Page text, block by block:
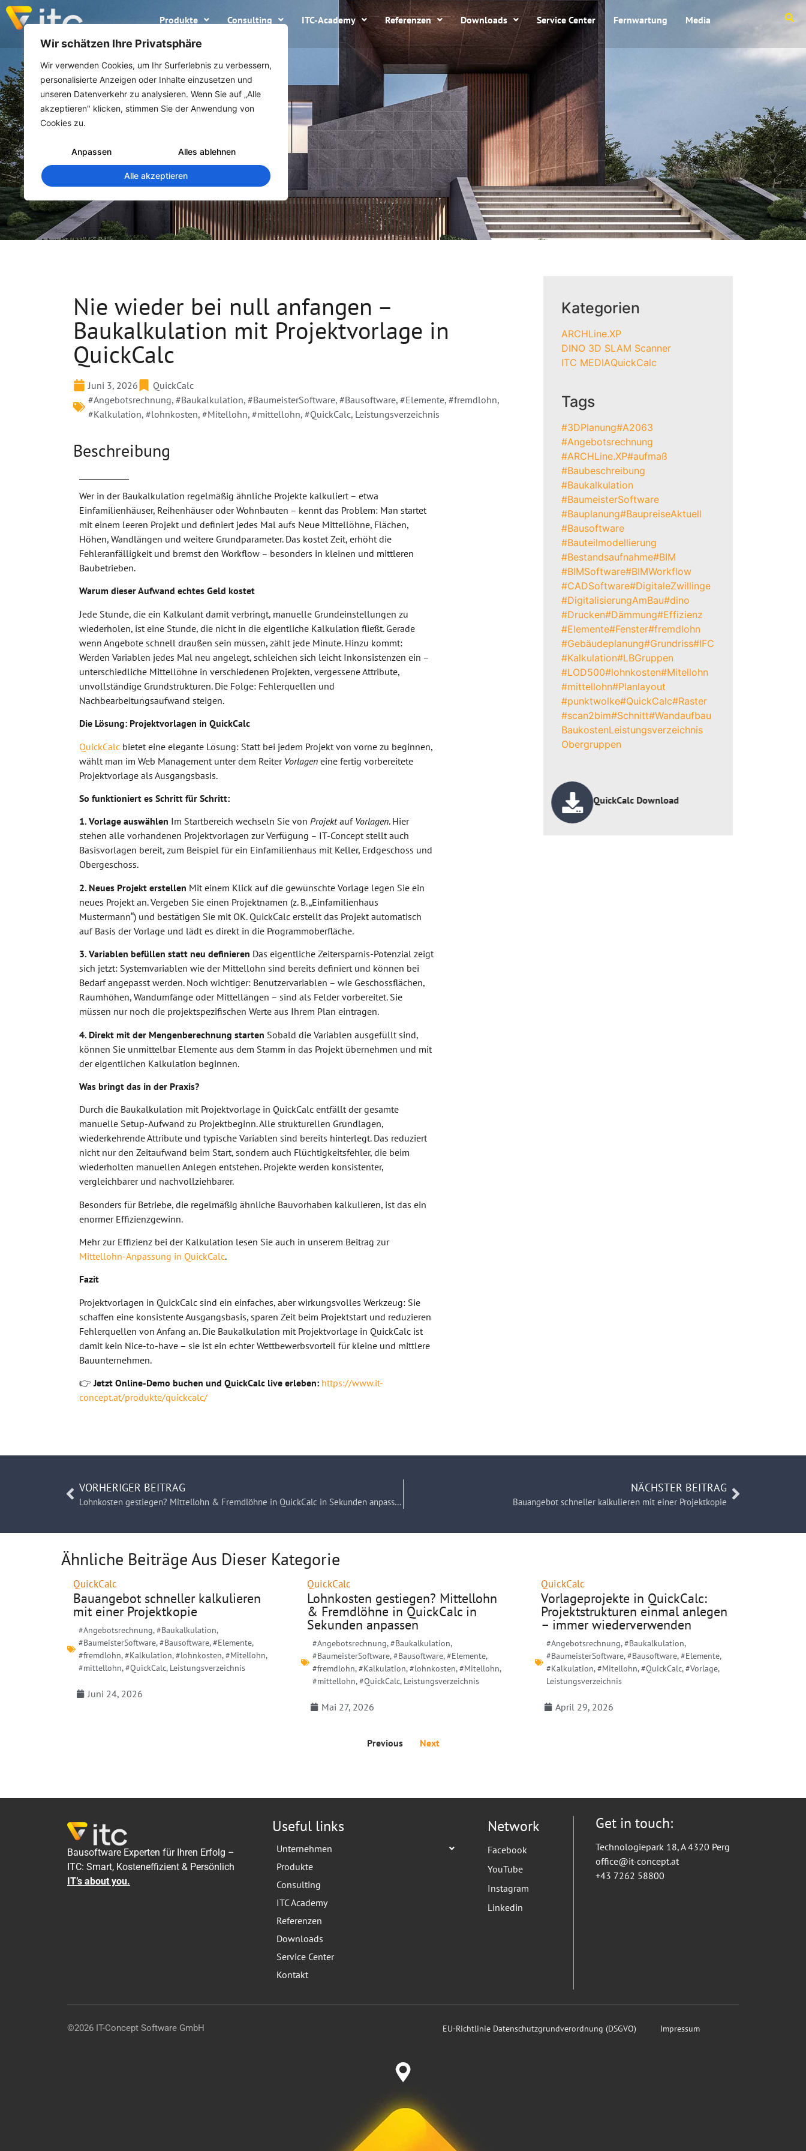
Wir schätzen Ihre Privatsphäre
Wir verwenden Cookies, um Ihr Surferlebnis zu verbessern,
personalisierte Anzeigen oder Inhalte einzusetzen und
unseren Datenverkehr zu analysieren. Wenn Sie auf „Alle
akzeptieren" klicken, stimmen Sie der Anwendung von
Cookies zu.
Anpassen Alles ablehnen
Alle akzeptieren
Produkte Consulting ITC-Academy Referenzen Downloads Service Center Fernwartung Media
Nie wieder bei null anfangen –
Baukalkulation mit Projektvorlage in
QuickCalc
Juni 3, 2026
QuickCalc
#Angebotsrechnung, #Baukalkulation, #BaumeisterSoftware, #Bausoftware, #Elemente, #fremdlohn,
#Kalkulation, #lohnkosten, #Mitellohn, #mittellohn, #QuickCalc, Leistungsverzeichnis
Beschreibung
Wer in der Baukalkulation regelmäßig ähnliche Projekte kalkuliert – etwa
Einfamilienhäuser, Reihenhäuser oder Wohnbauten – kennt das Problem: Man startet
mit einem leeren Projekt und definiert jedes Mal aufs Neue Mittellöhne, Flächen,
Höhen, Wandlängen und weitere Grundparameter. Das kostet Zeit, erhöht die
Fehleranfälligkeit und bremst den Workflow – besonders in kleinen und mittleren
Baubetrieben.
Warum dieser Aufwand echtes Geld kostet
Jede Stunde, die ein Kalkulant damit verbringt, manuelle Grundeinstellungen zu
wiederholen, ist eine Stunde, die nicht in die eigentliche Kalkulation fließt. Gerade
wenn Angebote schnell draußen sein müssen, zählt jede Minute. Hinzu kommt:
Werden Variablen jedes Mal neu angelegt, schleichen sich leicht Inkonsistenzen ein –
unterschiedliche Mittellöhne in verschiedenen Projekten, vergessene Attribute,
unvollständige Grundstrukturen. Die Folge: Fehlerquellen und
Nachbearbeitungsaufwand steigen.
Die Lösung: Projektvorlagen in QuickCalc
QuickCalc bietet eine elegante Lösung: Statt bei jedem Projekt von vorne zu beginnen,
wählt man im Web Management unter dem Reiter Vorlagen eine fertig vorbereitete
Projektvorlage als Ausgangsbasis.
So funktioniert es Schritt für Schritt:
1. Vorlage auswählen Im Startbereich wechseln Sie von Projektauf Vorlagen. Hier
stehen alle vorhandenen Projektvorlagen zur Verfügung – IT-Concept stellt auch
Basisvorlagen bereit, zum Beispiel für ein Einfamilienhaus mit Keller, Erdgeschoss und
Obergeschoss.
2. Neues Projekt erstellen Mit einem Klick auf die gewünschte Vorlage legen Sie ein
neues Projekt an. Vergeben Sie einen Projektnamen (z. B. „Einfamilienhaus
Mustermann“) und bestätigen Sie mit OK. QuickCalc erstellt das Projekt automatisch
auf Basis der Vorlage und lädt es direkt in die Programmoberfläche.
3. Variablen befüllen statt neu definieren Das eigentliche Zeitersparnis-Potenzial zeigt
sich jetzt: Systemvariablen wie der Mittellohn sind bereits definiert und können bei
Bedarf angepasst werden. Noch wichtiger: Benutzervariablen – wie Geschossflächen,
Raumhöhen, Wandumfänge oder Mittellängen – sind als Felder vorbereitet. Sie
müssen nur noch die projektspezifischen Werte aus Ihrem Plan eintragen.
4. Direkt mit der Mengenberechnung starten Sobald die Variablen ausgefüllt sind,
können Sie unmittelbar Elemente aus dem Stamm in das Projekt übernehmen und mit
der eigentlichen Kalkulation beginnen.
Was bringt das in der Praxis?
Durch die Baukalkulation mit Projektvorlage in QuickCalc entfällt der gesamte
manuelle Setup-Aufwand zu Projektbeginn. Alle strukturellen Grundlagen,
wiederkehrende Attribute und typische Variablen sind bereits hinterlegt. Das reduziert
nicht nur den Zeitaufwand beim Start, sondern auch Flüchtigkeitsfehler, die beim
wiederholten manuellen Anlegen entstehen. Projekte werden konsistenter,
vergleichbarer und nachvollziehbarer.
Besonders für Betriebe, die regelmäßig ähnliche Bauvorhaben kalkulieren, ist das ein
enormer Effizienzgewinn.
Mehr zur Effizienz bei der Kalkulation lesen Sie auch in unserem Beitrag zur
Mittellohn-Anpassung in QuickCalc.
Fazit
Projektvorlagen in QuickCalc sind ein einfaches, aber wirkungsvolles Werkzeug: Sie
schaffen eine konsistente Ausgangsbasis, sparen Zeit beim Projektstart und reduzieren
Fehlerquellen von Anfang an. Die Baukalkulation mit Projektvorlage in QuickCalc ist
damit kein Nice-to-have – sie ist ein echter Wettbewerbsvorteil für kleine und mittlere
Bauunternehmen.
👉Jetzt Online-Demo buchen und QuickCalc live erleben: https://www.it-
concept.at/produkte/quickcalc/
Kategorien
ARCHLine.XP
DINO 3D SLAM Scanner
ITC MEDIAQuickCalc
Tags
#3DPlanung#A2063
#Angebotsrechnung
#ARCHLine.XP#aufmaß
#Baubeschreibung
#Baukalkulation
#BaumeisterSoftware
#Bauplanung#BaupreiseAktuell
#Bausoftware
#Bauteilmodellierung
#Bestandsaufnahme#BIM
#BIMSoftware#BIMWorkflow
#CADSoftware#DigitaleZwillinge
#DigitalisierungAmBau#dino
#Drucken#Dämmung#Effizienz
#Elemente#Fenster#fremdlohn
#Gebäudeplanung#Grundriss#IFC
#Kalkulation#LBGruppen
#LOD500#lohnkosten#Mitellohn
#mittellohn#Planlayout
#punktwolke#QuickCalc#Raster
#scan2bim#Schnitt#Wandaufbau
BaukostenLeistungsverzeichnis
Obergruppen
QuickCalc Download
VORHERIGER BEITRAG
Lohnkosten gestiegen? Mittellohn & Fremdlöhne in QuickCalc in Sekunden anpassen
NÄCHSTER BEITRAG
Bauangebot schneller kalkulieren mit einer Projektkopie
Ähnliche Beiträge Aus Dieser Kategorie
QuickCalc
Bauangebot schneller kalkulieren
mit einer Projektkopie
#Angebotsrechnung,#Baukalkulation,
#BaumeisterSoftware,#Bausoftware,#Elemente,
#fremdlohn,#Kalkulation,#lohnkosten,#Mitellohn,
#mittellohn,#QuickCalc, Leistungsverzeichnis
Juni 24, 2026
QuickCalc
Lohnkosten gestiegen? Mittellohn
& Fremdlöhne in QuickCalc in
Sekunden anpassen
#Angebotsrechnung,#Baukalkulation,
#BaumeisterSoftware,#Bausoftware,#Elemente,
#fremdlohn,#Kalkulation,#lohnkosten,#Mitellohn,
#mittellohn,#QuickCalc, Leistungsverzeichnis
Mai 27, 2026
QuickCalc
Vorlageprojekte in QuickCalc:
Projektstrukturen einmal anlegen
– immer wiederverwenden
#Angebotsrechnung,#Baukalkulation,
#BaumeisterSoftware,#Bausoftware,#Elemente,
#Kalkulation,#Mitellohn,#QuickCalc,#Vorlage,
Leistungsverzeichnis
April 29, 2026
Previous Next
Bausoftware Experten für Ihren Erfolg –
ITC: Smart, Kosteneffizient & Persönlich
IT’s about you.
Useful links
Unternehmen
Produkte
Consulting
ITC Academy
Referenzen
Downloads
Service Center
Kontakt
Network
Facebook
YouTube
Instagram
Linkedin
Get in touch:
Technologiepark 18, A 4320 Perg
office@it-concept.at
+43 7262 58800
©2026 IT-Concept Software GmbH EU-Richtlinie Datenschutzgrundverordnung (DSGVO) Impressum